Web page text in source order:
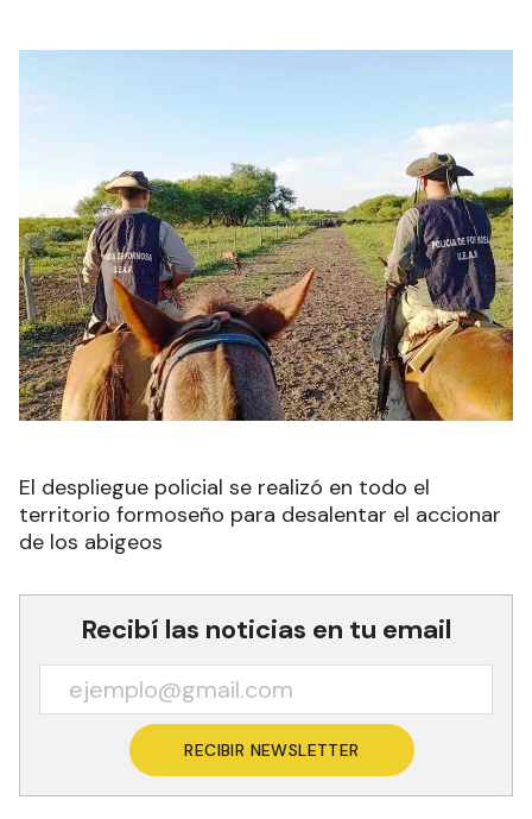
El despliegue policial se realizó en todo el
territorio formoseño para desalentar el accionar
de los abigeos
Recibí las noticias en tu email
RECIBIR NEWSLETTER